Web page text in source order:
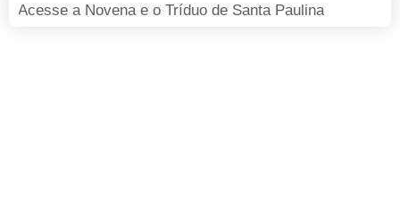
Acesse a Novena e o Tríduo de Santa Paulina